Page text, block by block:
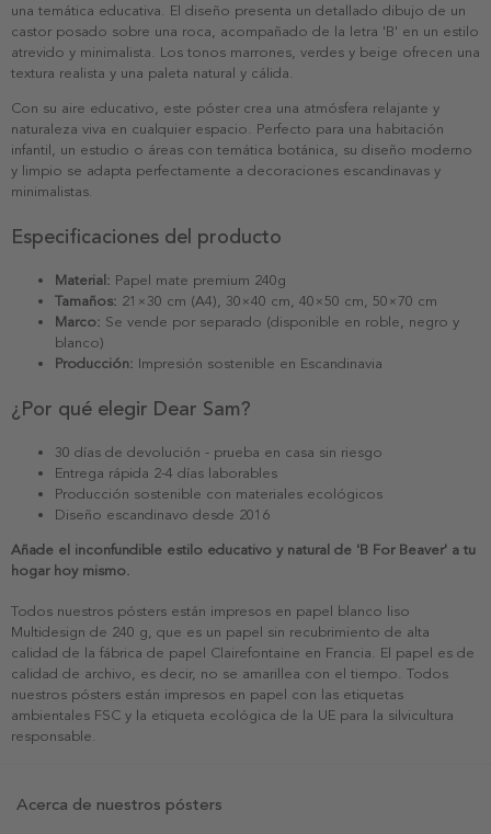
una temática educativa. El diseño presenta un detallado dibujo de un
castor posado sobre una roca, acompañado de la letra 'B' en un estilo
atrevido y minimalista. Los tonos marrones, verdes y beige ofrecen una
textura realista y una paleta natural y cálida.
Con su aire educativo, este póster crea una atmósfera relajante y
naturaleza viva en cualquier espacio. Perfecto para una habitación
infantil, un estudio o áreas con temática botánica, su diseño moderno
y limpio se adapta perfectamente a decoraciones escandinavas y
minimalistas.
Especificaciones del producto
Material: Papel mate premium 240g
Tamaños: 21×30 cm (A4), 30×40 cm, 40×50 cm, 50×70 cm
Marco: Se vende por separado (disponible en roble, negro y
blanco)
Producción: Impresión sostenible en Escandinavia
¿Por qué elegir Dear Sam?
30 días de devolución - prueba en casa sin riesgo
Entrega rápida 2-4 días laborables
Producción sostenible con materiales ecológicos
Diseño escandinavo desde 2016
Añade el inconfundible estilo educativo y natural de 'B For Beaver' a tu
hogar hoy mismo.
Todos nuestros pósters están impresos en papel blanco liso
Multidesign de 240 g, que es un papel sin recubrimiento de alta
calidad de la fábrica de papel Clairefontaine en Francia. El papel es de
calidad de archivo, es decir, no se amarillea con el tiempo. Todos
nuestros pósters están impresos en papel con las etiquetas
ambientales FSC y la etiqueta ecológica de la UE para la silvicultura
responsable.
Acerca de nuestros pósters